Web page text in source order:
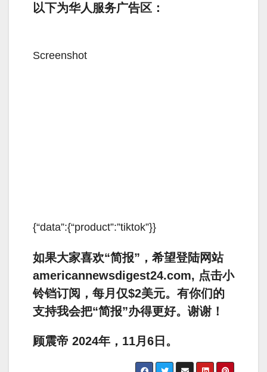
以下为华人服务广告区：
Screenshot
{“data”:{“product”:”tiktok”}}
如果大家喜欢“简报”，希望登陆网站
americannewsdigest24.com, 点击小
铃铛订阅，每月仅$2美元。有你们的
支持我会把“简报”办得更好。谢谢！
顾震帝 2024年，11月6日。